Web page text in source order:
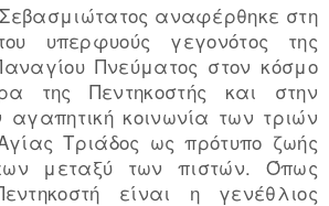
αναφέρθηκε στη
υπερφυούς γεγονότος της
Πνεύματος στον κόσμο
της Πεντηκοστής και στην
αγαπητική κοινωνία των τριών
Τριάδος ως πρότυπο ζωής
μεταξύ των πιστών. Όπως
είναι η γενέθλιος